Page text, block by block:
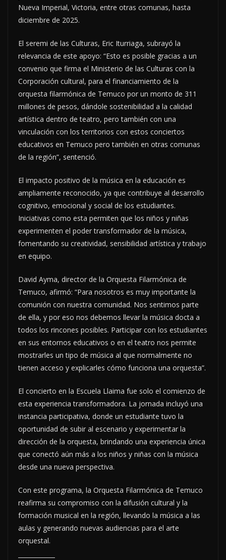
Nueva Imperial, Victoria, entre otras comunas, hasta
diciembre de 2025.
El seremi de las Culturas, Eric Iturriaga, subrayó la
relevancia de este apoyo: “Esto es posible gracias a un
convenio que firma el Ministerio de las Culturas con la
Corporación cultural, para el financiamiento de la
orquesta filarmónica de Temuco por un monto de 311
millones de pesos, dándole sostenibilidad a la calidad
artística dentro de teatro, pero también con una
vinculación con los territorios con estos conciertos
educativos en Temuco pero también en otras comunas
de la región”, sentenció.
El impacto positivo de la música en la educación es
ampliamente reconocido, ya que contribuye al desarrollo
cognitivo, emocional y social de los estudiantes.
Iniciativas como esta permiten que los niños y niñas
experimenten el poder transformador de la música,
fomentando su creatividad, sensibilidad artística y trabajo
en equipo.
David Ayma, director de la Orquesta Filarmónica de
Temuco, afirmó: “Para nosotros es muy importante la
comunión con nuestra comunidad. Nos sentimos parte
de ella, y por eso nos debemos llevar la música docta a
todos los rincones posibles. Participar con los estudiantes
en sus entornos educativos o en el teatro nos permite
mostrarles un tipo de música al que normalmente no
tienen acceso y explicarles cómo funciona una orquesta”.
El concierto en la Escuela Llaima fue solo el comienzo de
esta experiencia transformadora. La jornada incluyó una
instancia participativa, donde un estudiante tuvo la
oportunidad de subir al escenario y experimentar la
dirección de la orquesta, brindando una experiencia única
que conectó aún más a los niños y niñas con la música
desde una nueva perspectiva.
Con este programa, la Orquesta Filarmónica de Temuco
reafirma su compromiso con la difusión cultural y la
formación musical en la región, llevando la música a las
aulas y generando nuevas audiencias para el arte
orquestal.